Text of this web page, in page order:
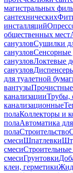
магистральных
сантехнических
инсталляций
общественных мест
санузловСушилки
санузловСенсорные
санузловЛоктевые
санузлов
для туалетной
вантузы
канализацииТрубы,
канализационные
полаКоллекторы и
полаАвтоматика
полаСтроительство
смесиШпатлевки
смесиСтроительные
смесиГрунтовки
клеи, герметики